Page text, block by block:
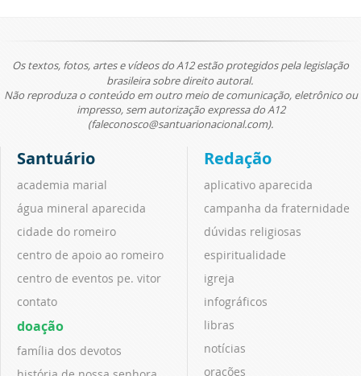
Os textos, fotos, artes e vídeos do A12 estão protegidos pela legislação
brasileira sobre direito autoral.
Não reproduza o conteúdo em outro meio de comunicação, eletrônico ou
impresso, sem autorização expressa do A12
(faleconosco@santuarionacional.com).
Santuário
academia marial
água mineral aparecida
cidade do romeiro
centro de apoio ao romeiro
centro de eventos pe. vitor
contato
doação
família dos devotos
Redação
aplicativo aparecida
campanha da fraternidade
dúvidas religiosas
espiritualidade
igreja
infográficos
libras
notícias
orações